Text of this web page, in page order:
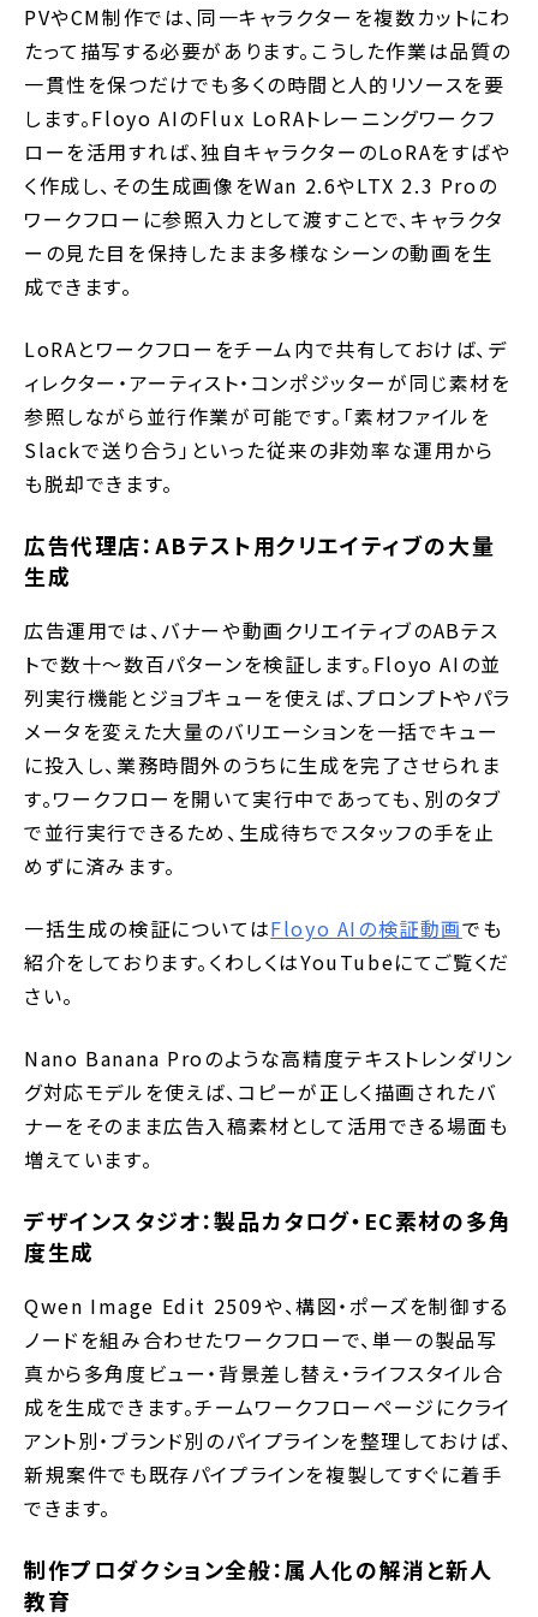
PVやCM制作では、同一キャラクターを複数カットにわ
たって描写する必要があります。こうした作業は品質の
一貫性を保つだけでも多くの時間と人的リソースを要
します。Floyo AIのFlux LoRAトレーニングワークフ
ローを活用すれば、独自キャラクターのLoRAをすばや
く作成し、その生成画像をWan 2.6やLTX 2.3 Proの
ワークフローに参照入力として渡すことで、キャラクタ
ーの見た目を保持したまま多様なシーンの動画を生
成できます。
LoRAとワークフローをチーム内で共有しておけば、デ
ィレクター・アーティスト・コンポジッターが同じ素材を
参照しながら並行作業が可能です。「素材ファイルを
Slackで送り合う」といった従来の非効率な運用から
も脱却できます。
広告代理店：ABテスト用クリエイティブの大量
生成
広告運用では、バナーや動画クリエイティブのABテス
トで数十〜数百パターンを検証します。Floyo AIの並
列実行機能とジョブキューを使えば、プロンプトやパラ
メータを変えた大量のバリエーションを一括でキュー
に投入し、業務時間外のうちに生成を完了させられま
す。ワークフローを開いて実行中であっても、別のタブ
で並行実行できるため、生成待ちでスタッフの手を止
めずに済みます。
一括生成の検証についてはFloyo AIの検証動画でも
紹介をしております。くわしくはYouTubeにてご覧くだ
さい。
Nano Banana Proのような高精度テキストレンダリン
グ対応モデルを使えば、コピーが正しく描画されたバ
ナーをそのまま広告入稿素材として活用できる場面も
増えています。
デザインスタジオ：製品カタログ・EC素材の多角
度生成
Qwen Image Edit 2509や、構図・ポーズを制御する
ノードを組み合わせたワークフローで、単一の製品写
真から多角度ビュー・背景差し替え・ライフスタイル合
成を生成できます。チームワークフローページにクライ
アント別・ブランド別のパイプラインを整理しておけば、
新規案件でも既存パイプラインを複製してすぐに着手
できます。
制作プロダクション全般：属人化の解消と新人
教育